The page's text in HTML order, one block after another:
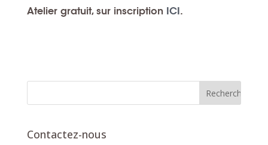
Atelier gratuit, sur inscription ICI.
Contactez-nous